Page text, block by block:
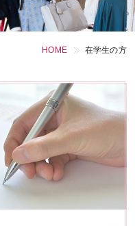
ENGLISH
HOME 在学生の方